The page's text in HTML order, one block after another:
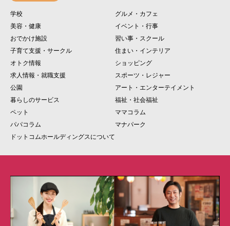
学校
グルメ・カフェ
美容・健康
イベント・行事
おでかけ施設
習い事・スクール
子育て支援・サークル
住まい・インテリア
オトク情報
ショッピング
求人情報・就職支援
スポーツ・レジャー
公園
アート・エンターテイメント
暮らしのサービス
福祉・社会福祉
ペット
ママコラム
パパコラム
マナパーク
ドットコムホールディングスについて